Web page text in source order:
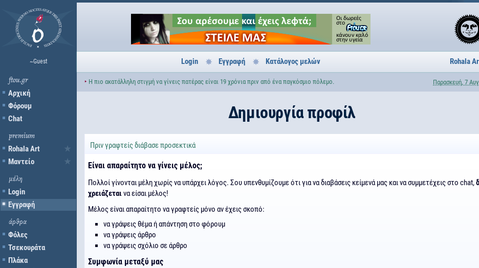
~Guest
ftou.gr
Αρχική
Φόρουμ
Chat
premium
Rohala Art
Μαντείο
μέλη
Login
Εγγραφή
άρθρα
Φόλες
Τσεκουράτα
Πλάκα
Login Εγγραφή Κατάλογος μελών Rohala
‣ Η πιο ακατάλληλη στιγμή να γίνεις πατέρας είναι 19 χρόνια πριν από ένα παγκόσμιο πόλεμο. Παρασκευή, 7
Δημιουργία προφίλ
Πριν γραφτείς διάβασε προσεκτικά
Είναι απαραίτητο να γίνεις μέλος;
Πολλοί γίνονται μέλη χωρίς να υπάρχει λόγος. Σου υπενθυμίζουμε ότι για να διαβάσεις κείμενά μας και να συμμετέχεις στο chat,
χρειάζεταινα είσαι μέλος!
Μέλος είναι απαραίτητο να γραφτείς μόνο αν έχεις σκοπό:
να γράψεις θέμα ή απάντηση στο φόρουμ
να γράψεις άρθρο
να γράψεις σχόλιο σε άρθρο
Συμφωνία μεταξύ μας